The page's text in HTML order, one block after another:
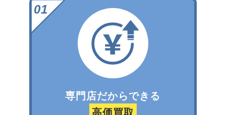
専門店だからできる
高価買取